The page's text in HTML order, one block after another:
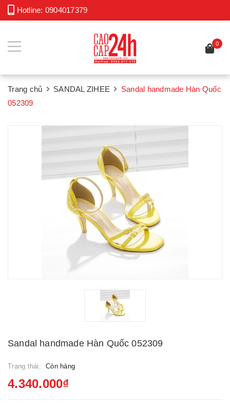
Hotline: 0904017379
0
Trang chủ SANDAL ZIHEE
Sandal handmade Hàn Quốc
052309
Sandal handmade Hàn Quốc 052309
Trạng thái: Còn hàng
4.340.000₫